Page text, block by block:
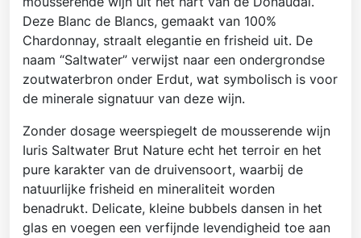
Deze Blanc de Blancs, gemaakt van 100%
Chardonnay, straalt elegantie en frisheid uit. De
naam “Saltwater” verwijst naar een ondergrondse
zoutwaterbron onder Erdut, wat symbolisch is voor
de minerale signatuur van deze wijn.
Zonder dosage weerspiegelt de mousserende wijn
Iuris Saltwater Brut Nature echt het terroir en het
pure karakter van de druivensoort, waarbij de
natuurlijke frisheid en mineraliteit worden
benadrukt. Delicate, kleine bubbels dansen in het
glas en voegen een verfijnde levendigheid toe aan